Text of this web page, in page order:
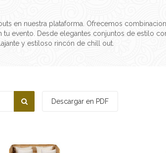
en nuestra plataforma. Ofrecemos
evento. Desde elegantes conjuntos de estilo
y estiloso rincón de chill out.
Descargar en PDF